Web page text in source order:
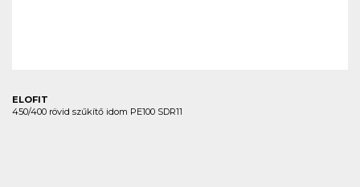
ELOFIT
450/400 rövid szűkítő idom PE100 SDR11